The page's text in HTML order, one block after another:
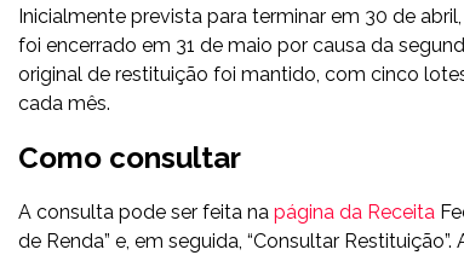
Inicialmente prevista para terminar em 30 de
foi encerrado em 31 de maio por causa da
original de restituição foi mantido, com cinco
cada mês.
Como consultar
A consulta pode ser feita na página da Receita
de Renda” e, em seguida, “Consultar